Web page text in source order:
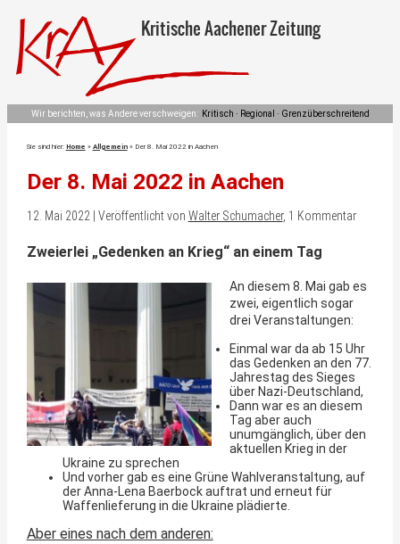
Kritische Aachener Zeitung
Wir berichten, was Andere verschweigen: Kritisch · Regional · Grenzüberschreitend
Sie sind hier: Home » Allgemein» Der 8. Mai 2022 in Aachen
Der 8. Mai 2022 in Aachen
12. Mai 2022 | Veröffentlicht von Walter Schumacher, 1 Kommentar
Zweierlei „Gedenken an Krieg“ an einem Tag
An diesem 8. Mai gab es
zwei, eigentlich sogar
drei Veranstaltungen:
Einmal war da ab 15 Uhr
das Gedenken an den 77.
Jahrestag des Sieges
über Nazi-Deutschland,
Dann war es an diesem
Tag aber auch
unumgänglich, über den
aktuellen Krieg in der
Ukraine zu sprechen
Und vorher gab es eine Grüne Wahlveranstaltung, auf
der Anna-Lena Baerbock auftrat und erneut für
Waffenlieferung in die Ukraine plädierte.
Aber eines nach dem anderen: